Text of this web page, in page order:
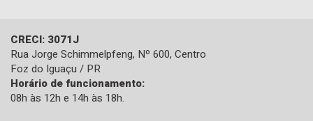
CRECI: 3071J
Rua Jorge Schimmelpfeng, Nº 600, Centro
Foz do Iguaçu / PR
Horário de funcionamento:
08h às 12h e 14h às 18h.